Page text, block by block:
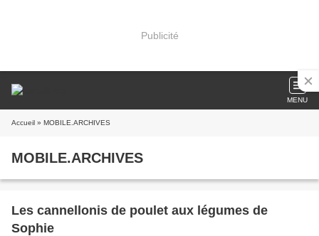
Publicité
MENU
Accueil » MOBILE.ARCHIVES
MOBILE.ARCHIVES
Les cannellonis de poulet aux légumes de
Sophie